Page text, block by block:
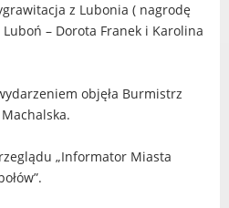
z Lubonia ( nagrodę
– Dorota Franek i Karolina
objęła Burmistrz
„Informator Miasta